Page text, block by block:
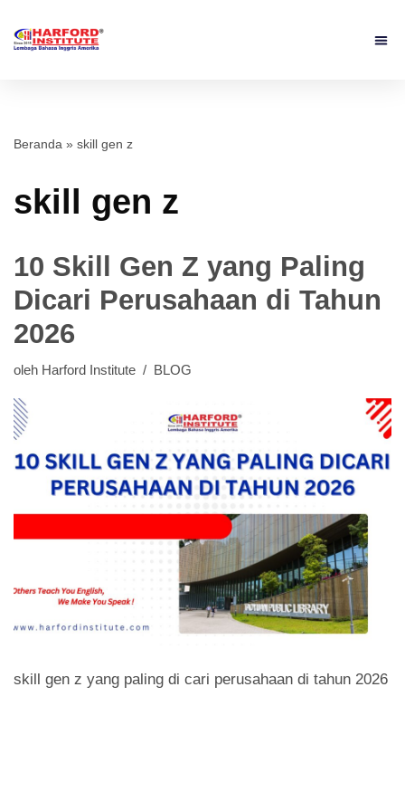
Beranda » skill gen z
skill gen z
10 Skill Gen Z yang Paling
Dicari Perusahaan di Tahun
2026
oleh Harford Institute BLOG
skill gen z yang paling di cari perusahaan di tahun 2026